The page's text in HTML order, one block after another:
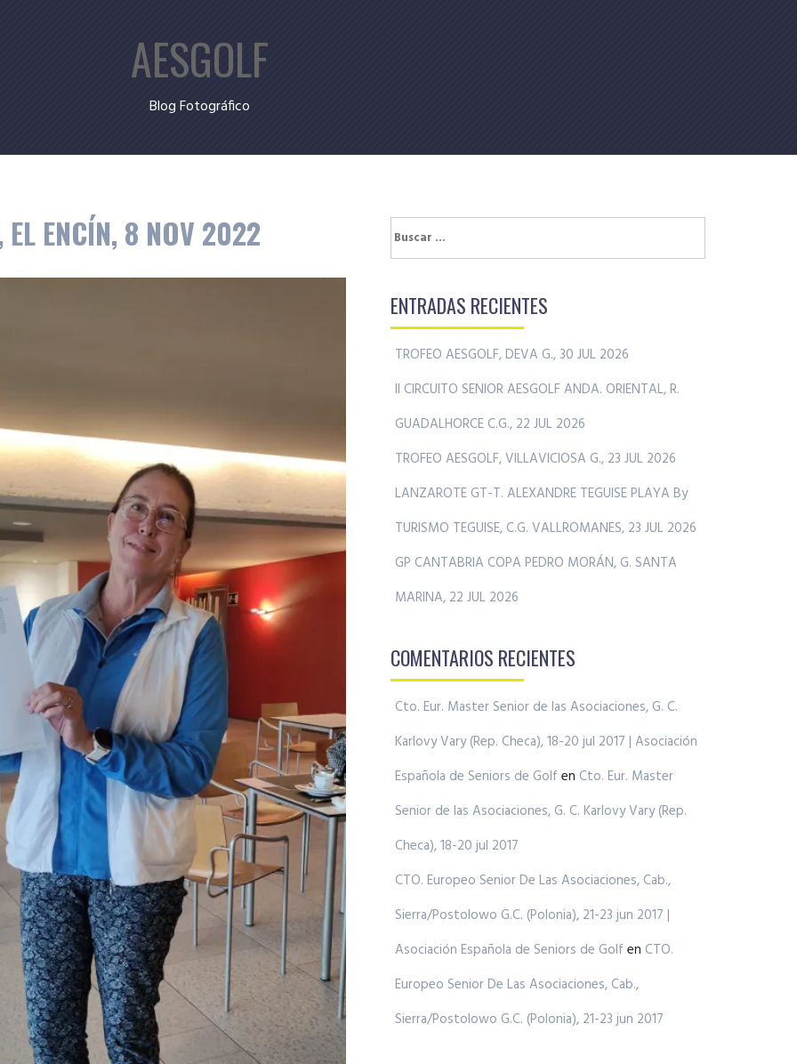
AESGOLF
Blog Fotográfico
EL ENCÍN, 8 NOV 2022 Buscar:
ENTRADAS RECIENTES
TROFEO AESGOLF, DEVA G., 30 JUL 2026
II CIRCUITO SENIOR AESGOLF ANDA. ORIENTAL, R.
GUADALHORCE C.G., 22 JUL 2026
TROFEO AESGOLF, VILLAVICIOSA G., 23 JUL 2026
LANZAROTE GT-T. ALEXANDRE TEGUISE PLAYA By
TURISMO TEGUISE, C.G. VALLROMANES, 23 JUL 2026
GP CANTABRIA COPA PEDRO MORÁN, G. SANTA
MARINA, 22 JUL 2026
COMENTARIOS RECIENTES
Cto. Eur. Master Senior de las Asociaciones, G. C.
Karlovy Vary (Rep. Checa), 18-20 jul 2017 | Asociación
Española de Seniors de Golf en Cto. Eur. Master
Senior de las Asociaciones, G. C. Karlovy Vary (Rep.
Checa), 18-20 jul 2017
CTO. Europeo Senior De Las Asociaciones, Cab.,
Sierra/Postolowo G.C. (Polonia), 21-23 jun 2017 |
Asociación Española de Seniors de Golf en CTO.
Europeo Senior De Las Asociaciones, Cab.,
Sierra/Postolowo G.C. (Polonia), 21-23 jun 2017